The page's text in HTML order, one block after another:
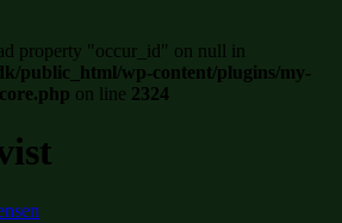
property "occur_id" on null in
public_html/wp-content/plugins/my-
on line 2324